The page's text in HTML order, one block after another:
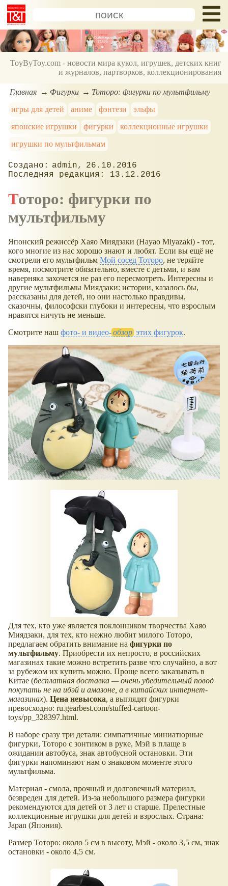
ToyByToy.com - новости мира кукол, игрушек, детских книг
и журналов, партворков, коллекционирования
Главная Фигурки
Тоторо: фигурки по мультфильму
игры для детей
аниме фэнтези
эльфы
японские игрушки
фигурки
коллекционные игрушки
игрушки по мультфильмам
admin
26.10.2016
13.12.2016
Тоторо: фигурки по
мультфильму
Японский режиссёр Хаяо Миядзаки (Hayao Miyazaki) - тот,
кого многие из нас хорошо знают и любят. Если вы ещё не
смотрели его мультфильм Мой сосед Тоторо, не теряйте
время, посмотрите обязательно, вместе с детьми, и вам
наверняка захочется не раз его пересмотреть. Интересны и
другие мультфильмы Миядзаки: истории, казалось бы,
рассказаны для детей, но они настолько правдивы,
сказочны, философски глубоки и интересны, что взрослым
нравятся ничуть не меньше.
Смотрите наш фото- и видео-обзор этих фигурок.
Для тех, кто уже является поклонником творчества Хаяо
Миядзаки, для тех, кто нежно любит милого Тоторо,
предлагаем обратить внимание на фигурки по
мультфильму. Приобрести их непросто, в российских
магазинах такие можно встретить разве что случайно, а вот
за рубежом их купить можно. Проще всего заказывать в
Китае (бесплатная доставка — очень убедительный повод
покупать не на ибэй и амазоне, а в китайских интернет-
магазинах). Цена невысока, а выглядят фигурки
превосходно: ru.gearbest.com/stuffed-cartoon-
toys/pp_328397.html.
В наборе сразу три детали: симпатичные миниатюрные
фигурки, Тоторо с зонтиком в руке, Мэй в плаще в
ожидании автобуса, знак автобусной остановки. Эти
фигурки напоминают нам о знаковом моменте этого
мультфильма.
Материал - смола, прочный и долговечный материал,
безвреден для детей. Из-за небольшого размера фигурки
рекомендуются для детей от 3 лет и старше. Прелестные
коллекционные игрушки для детей и взрослых. Страна:
Japan (Япония).
Размер Тоторо: около 5 см в высоту, Мэй - около 3,5 см, знак
остановки - около 4,5 см.